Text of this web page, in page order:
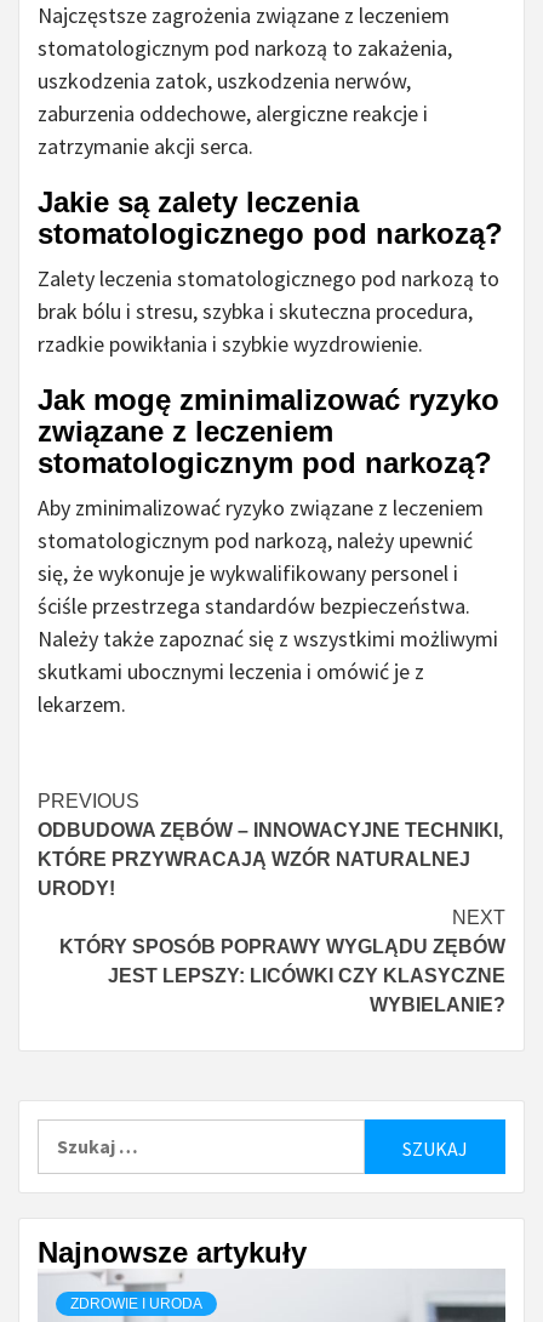
Najczęstsze zagrożenia związane z leczeniem
stomatologicznym pod narkozą to zakażenia,
uszkodzenia zatok, uszkodzenia nerwów,
zaburzenia oddechowe, alergiczne reakcje i
zatrzymanie akcji serca.
Jakie są zalety leczenia
stomatologicznego pod narkozą?
Zalety leczenia stomatologicznego pod narkozą to
brak bólu i stresu, szybka i skuteczna procedura,
rzadkie powikłania i szybkie wyzdrowienie.
Jak mogę zminimalizować ryzyko
związane z leczeniem
stomatologicznym pod narkozą?
Aby zminimalizować ryzyko związane z leczeniem
stomatologicznym pod narkozą, należy upewnić
się, że wykonuje je wykwalifikowany personel i
ściśle przestrzega standardów bezpieczeństwa.
Należy także zapoznać się z wszystkimi możliwymi
skutkami ubocznymi leczenia i omówić je z
lekarzem.
Continue
Reading
PREVIOUS
ODBUDOWA ZĘBÓW – INNOWACYJNE TECHNIKI,
KTÓRE PRZYWRACAJĄ WZÓR NATURALNEJ
URODY!
NEXT
KTÓRY SPOSÓB POPRAWY WYGLĄDU ZĘBÓW
JEST LEPSZY: LICÓWKI CZY KLASYCZNE
WYBIELANIE?
Najnowsze artykuły
ZDROWIE I URODA